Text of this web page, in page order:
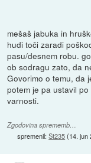
mešaš jabuka in
hudi toči zaradi
pasu/desnem robu.
ob sodragu zato, da
Govorimo o temu, da
potem je pa ustavil
varnosti.
Zgodovina sprememb…
spremenil:St235(14. jun